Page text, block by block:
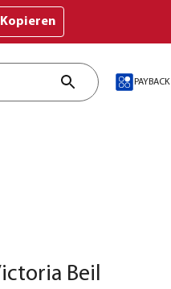
Kopieren
PAYBACK
Beil